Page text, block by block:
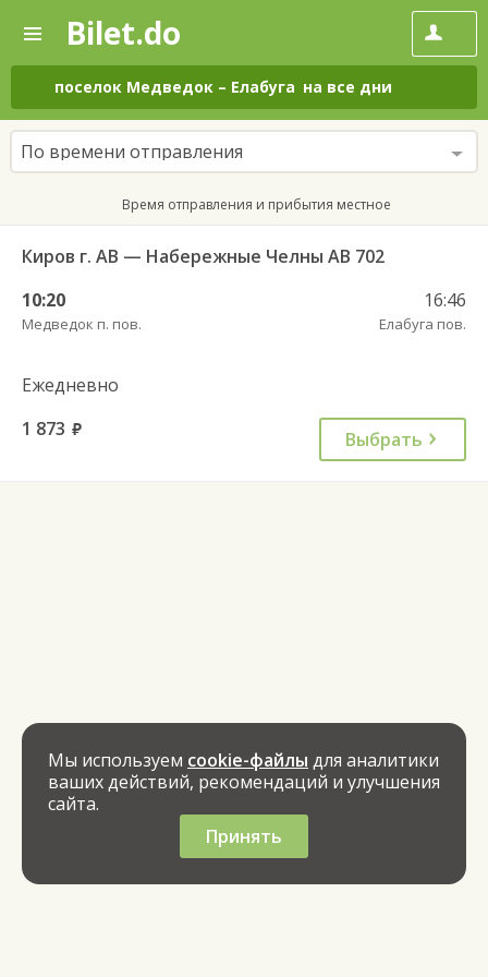
—
Поиск
и
покупка
билетов
на
автобус
онлайн
Bilet.do
поселок Медведок – Елабуга на все дни
По времени отправления
Время отправления и прибытия местное
Киров г. АВ — Набережные Челны АВ 702
10:20
Медведок п. пов.
16:46
Елабуга пов.
Ежедневно
1 873 руб. Выбрать
Мы используем cookie-файлы для аналитики
ваших действий, рекомендаций и улучшения
сайта.
Принять